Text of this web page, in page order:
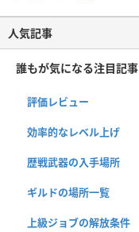
人気記事
誰もが気になる注目記事
評価レビュー
効率的なレベル上げ
歴戦武器の入手場所
ギルドの場所一覧
上級ジョブの解放条件